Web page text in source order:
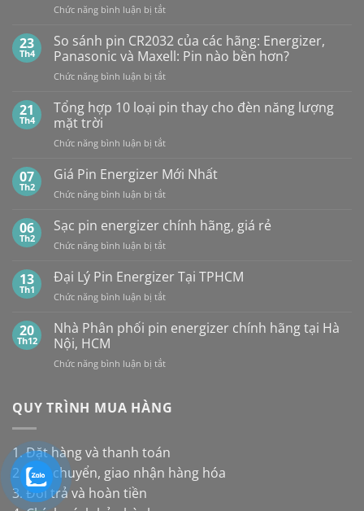
đâu
cấp
2C10
Vỉ
10
Viên
Chức năng bình luận bị tắtở
PHÂN
PHỐI,
ĐẠI
LÝ
SỈ
TẠI
NỘI
TÍN,
CHIẾT
CAO,
HÀNG
CHÍNH
23
Th4
So sánh pin CR2032 của các hãng: Energizer,
Panasonic và Maxell: Pin nào bền hơn?
Chức năng bình luận bị tắtở
sánh
của
hãng:
Panasonic
Maxell:
Pin
bền
hơn?
21
Th4
Tổng hợp 10 loại pin thay cho đèn năng lượng
mặt trời
Chức năng bình luận bị tắtở
hợp
loại
thay
đèn
lượng
mặt
07
Th2
Giá Pin Energizer Mới Nhất
Chức năng bình luận bị tắtở
Pin
Mới
06
Th2
Sạc pin energizer chính hãng, giá rẻ
Chức năng bình luận bị tắtở
pin
energizer
chính
giá
13
Th1
Đại Lý Pin Energizer Tại TPHCM
Chức năng bình luận bị tắtở
Lý
Tại
20
Th12
Nhà Phân phối pin energizer chính hãng tại Hà
Nội, HCM
Chức năng bình luận bị tắtở
phối
hãng
tại
QUY TRÌNH MUA HÀNG
1. Đặt hàng và thanh toán
2. Vận chuyển, giao nhận hàng hóa
3. Đổi trả và hoàn tiền